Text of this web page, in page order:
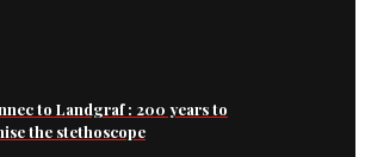
to Landgraf : 200 years to
the stethoscope